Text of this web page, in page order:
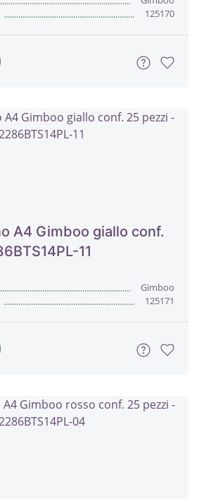
125170
A4 Gimboo giallo conf.
11
Gimboo
125171